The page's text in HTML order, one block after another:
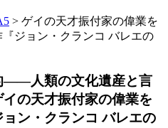
> ゲイの天才振付家の偉業を
ジョン・クランコ バレエの
――人類の文化遺産と言
の天才振付家の偉業を
ン・クランコ バレエの